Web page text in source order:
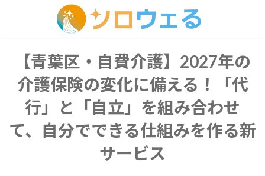
【青葉区・自費介護】2027年の
介護保険の変化に備える！「代
行」と「自立」を組み合わせ
て、自分でできる仕組みを作る新
サービス